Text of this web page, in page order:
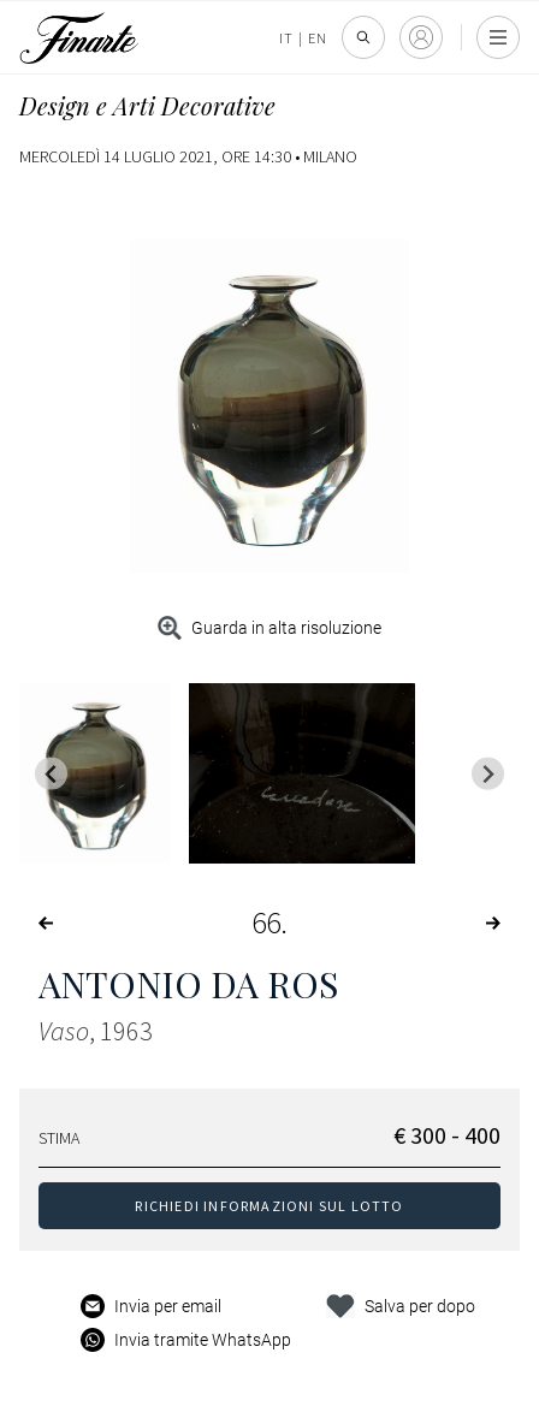
IT | EN
Design e Arti Decorative
MERCOLEDÌ 14 LUGLIO 2021, ORE 14:30 • MILANO
Guarda in alta risoluzione
66
ANTONIO DA ROS
Vaso, 1963
STIMA € 300 - 400
RICHIEDI INFORMAZIONI SUL LOTTO
Invia per email
Invia tramite WhatsApp
Salva per dopo